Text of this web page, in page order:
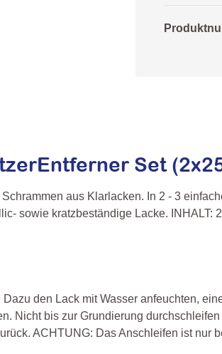
Set
aus Klarlacken. In 2 - 3
sowie kratzbeständige Lacke.
den Lack mit Wasser anfeuchten,
Nicht bis zur Grundierung
ACHTUNG: Das Anschleifen ist nur